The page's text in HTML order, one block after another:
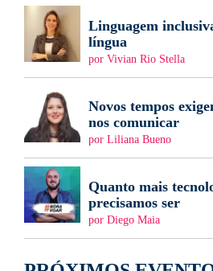
Linguagem
língua
por Vivian Rio Stella
Novos tempos
nos comunicar
por Liliana Bueno
Quanto mais
precisamos ser
por Diego Maia